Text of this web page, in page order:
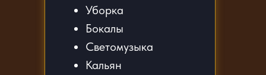
Уборка
Бокалы
Светомузыка
Кальян